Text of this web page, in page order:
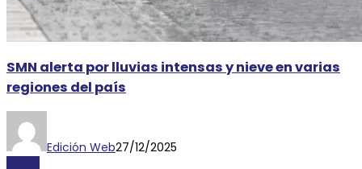
SMN alerta por lluvias intensas y nieve en varias
regiones del país
Edición Web27/12/2025